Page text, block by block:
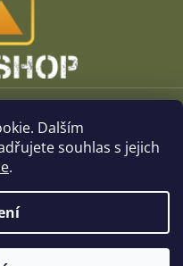
Dalším
souhlas s jejich
.